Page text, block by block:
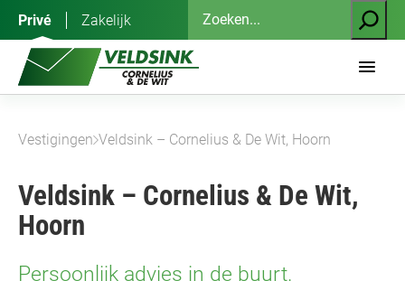
inhoud
Privé Zakelijk
Zoeken
Vestigingen Veldsink – Cornelius & De Wit, Hoorn
Veldsink – Cornelius & De Wit,
Hoorn
Persoonlijk advies in de buurt.